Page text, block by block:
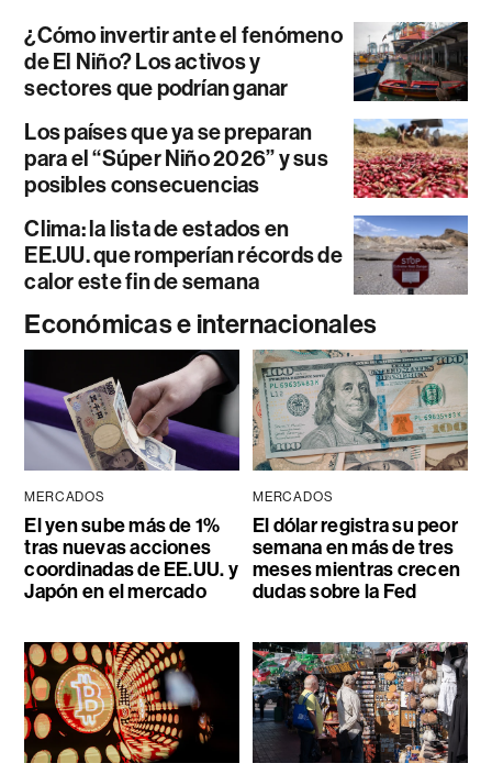
¿Cómo invertir ante el fenómeno
de El Niño? Los activos y
sectores que podrían ganar
Los países que ya se preparan
para el “Súper Niño 2026” y sus
posibles consecuencias
Clima: la lista de estados en
EE.UU. que romperían récords de
calor este fin de semana
Económicas e internacionales
MERCADOS
El yen sube más de 1%
tras nuevas acciones
coordinadas de EE.UU. y
Japón en el mercado
MERCADOS
El dólar registra su peor
semana en más de tres
meses mientras crecen
dudas sobre la Fed